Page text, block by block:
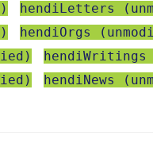
hendiLetters
hendiOrgs
hendiWritings
hendiNews